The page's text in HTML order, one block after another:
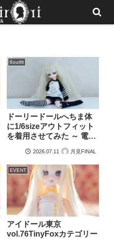
6outfit
ドーリードールへちま体
に1/6sizeアウトフィット
を着用させてみた ～ 電球
2026.07.11 月見FINAL
EVENT
アイドール東京
vol.76TinyFoxカテゴリー